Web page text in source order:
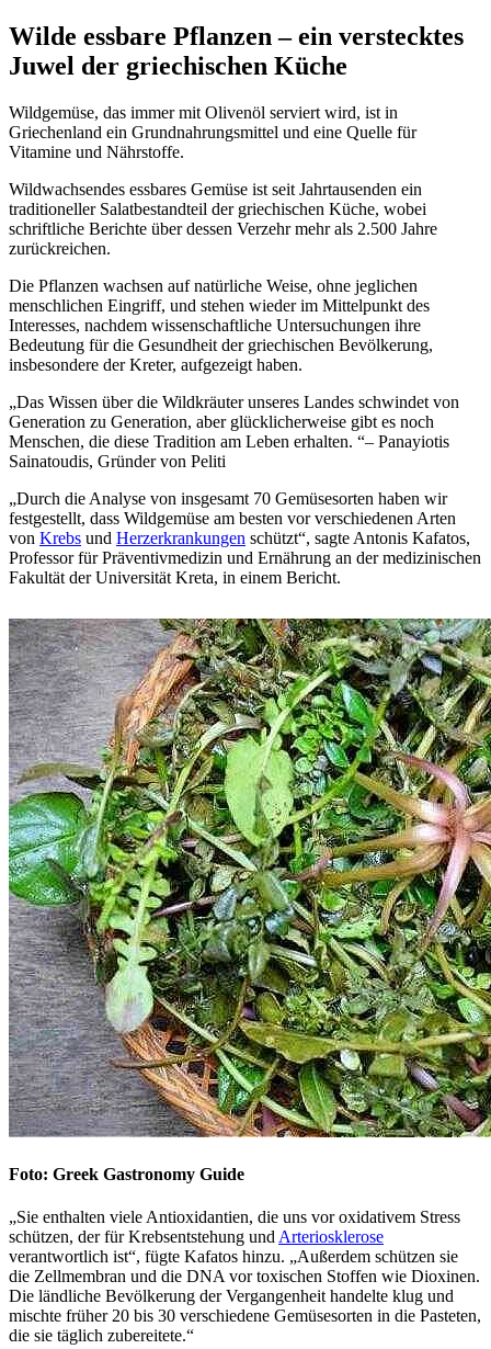
Wilde essbare Pflanzen – ein verstecktes
Juwel der griechischen Küche
Wildgemüse, das immer mit Olivenöl serviert wird, ist in
Griechenland ein Grundnahrungsmittel und eine Quelle für
Vitamine und Nährstoffe.
Wildwachsendes essbares Gemüse ist seit Jahrtausenden ein
traditioneller Salatbestandteil der griechischen Küche, wobei
schriftliche Berichte über dessen Verzehr mehr als 2.500 Jahre
zurückreichen.
Die Pflanzen wachsen auf natürliche Weise, ohne jeglichen
menschlichen Eingriff, und stehen wieder im Mittelpunkt des
Interesses, nachdem wissenschaftliche Untersuchungen ihre
Bedeutung für die Gesundheit der griechischen Bevölkerung,
insbesondere der Kreter, aufgezeigt haben.
Das Wissen über die Wildkräuter unseres Landes schwindet von
Generation zu Generation, aber glücklicherweise gibt es noch
Menschen, die diese Tradition am Leben erhalten.
– Panayiotis
Sainatoudis, Gründer von Peliti
„Durch die Analyse von insgesamt 70 Gemüsesorten haben wir
festgestellt, dass Wildgemüse am besten vor verschiedenen Arten
von Krebs und Herzerkrankungen schützt“, sagte Antonis Kafatos,
Professor für Präventivmedizin und Ernährung an der medizinischen
Fakultät der Universität Kreta, in einem Bericht.
Foto: Greek Gastronomy Guide
„Sie enthalten viele Antioxidantien, die uns vor oxidativem Stress
schützen, der für Krebsentstehung und Arteriosklerose
verantwortlich ist“, fügte Kafatos hinzu. „Außerdem schützen sie
die Zellmembran und die DNA vor toxischen Stoffen wie Dioxinen.
Die ländliche Bevölkerung der Vergangenheit handelte klug und
mischte früher 20 bis 30 verschiedene Gemüsesorten in die Pasteten,
die sie täglich zubereitete.“